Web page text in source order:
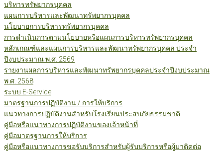
บริหารทรัพยากรบุคคล
แผนการบริหารและพัฒนาทรัพยากรบุคคล
นโยบายการบริหารทรัพยากรบุคคล
การดำเนินการตามนโยบายหรือแผนการบริหารทรัพยากรบุคคล
หลักเกณฑ์และแผนการบริหารและพัฒนาทรัพยากรบุคคล ประจำ
ปีงบประมาณ พ.ศ. 2569
รายงานผลการบริหารและพัฒนาทรัพยากรบุคคลประจำปีงบประมาณ
พ.ศ. 2568
ระบบ E-Service
มาตรฐานการปฏิบัติงาน / การให้บริการ
แนวทางการปฏิบัติงานสำหรับโรงเรียนประสบภัยธรรมชาติ
คู่มือหรือแนวทางการปฏิบัติงานของเจ้าหน้าที่
คู่มือมาตรฐานการให้บริการ
คู่มือหรือแนวทางการขอรับบริการสำหรับผู้รับบริการหรือผู้มาติดต่อ